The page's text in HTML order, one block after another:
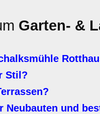
Garten- &
Stil?
und